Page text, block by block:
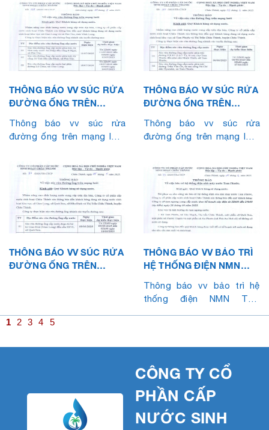
THÔNG BÁO VV SÚC RỬA
ĐƯỜNG ỐNG TRÊN
7.2025)
Thông báo vv súc rửa
đường ống trên mạng lưới
THÔNG BÁO VV SÚC RỬA
ĐƯỜNG ỐNG TRÊN
6.2025)
Thông báo vv súc rửa
đường ống trên mạng lưới
THÔNG BÁO VV SÚC RỬA
ĐƯỜNG ỐNG TRÊN
THÔNG BÁO VV BẢO TRÌ
HỆ THỐNG ĐIỆN NMN
Thông báo vv bảo trì hệ
thống điện NMN Tam
1 2 3 4 5
CÔNG TY CỔ
PHẦN CẤP
NƯỚC SINH